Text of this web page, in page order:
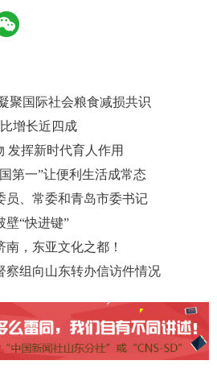
聚国际社会粮食减损共识
增长近四成
发挥新时代育人作用
第一”让便利生活成常态
员、常委和青岛市委书记
壁“快进键”
，东亚文化之都！
察组向山东转办信访件情况